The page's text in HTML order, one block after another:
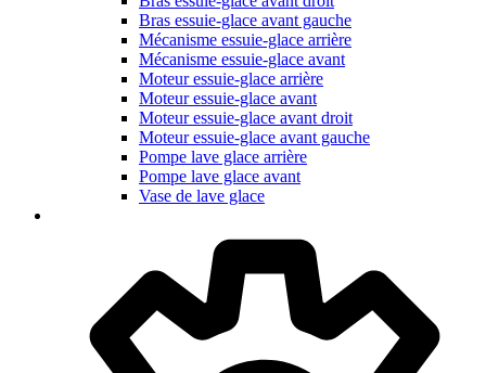
Bras essuie-glace avant gauche
Mécanisme essuie-glace arrière
Mécanisme essuie-glace avant
Moteur essuie-glace arrière
Moteur essuie-glace avant
Moteur essuie-glace avant droit
Moteur essuie-glace avant gauche
Pompe lave glace arrière
Pompe lave glace avant
Vase de lave glace